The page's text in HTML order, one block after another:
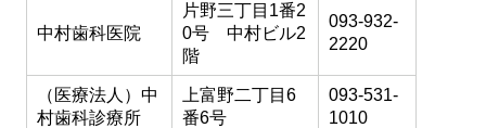
中村歯科医院
片野三丁目1番2
0号 中村ビル2
階
093-932-
2220
（医療法人）中
村歯科診療所
上富野二丁目6
番6号
093-531-
1010